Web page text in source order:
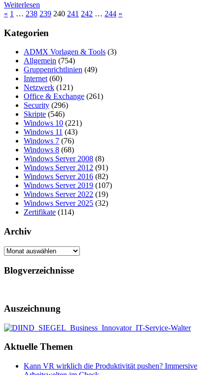
Weiterlesen
Seitennummerierung
der
Beiträge
« Vorherige
1 … 238 239 240 241 242 … 244 Nächste
»
Kategorien
ADMX Vorlagen & Tools (3)
Allgemein (754)
Gruppenrichtlinien (49)
Internet(60)
Netzwerk (121)
Office & Exchange (261)
Security (296)
Skripte (546)
Windows 10 (221)
Windows 11 (43)
Windows 7 (76)
Windows 8 (68)
Windows Server 2008 (8)
Windows Server 2012 (91)
Windows Server 2016 (82)
Windows Server 2019 (107)
Windows Server 2022 (19)
Windows Server 2025 (32)
Zertifikate (114)
Archiv
Archiv
Blogverzeichnisse
Auszeichnung
Aktuelle Themen
Kann VR wirklich die Produktivität pushen? Immersive